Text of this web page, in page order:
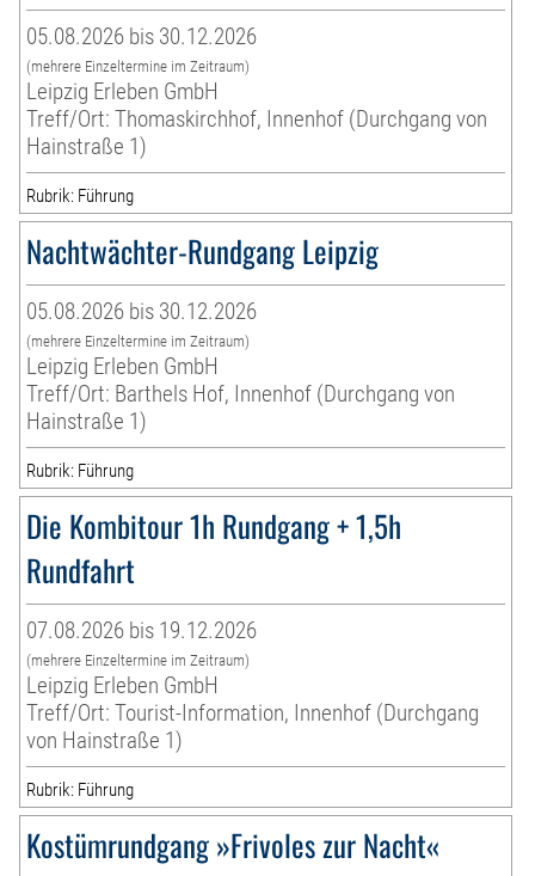
05.08.2026 bis 30.12.2026
(mehrere Einzeltermine im Zeitraum)
Leipzig Erleben GmbH
Treff/Ort: Thomaskirchhof, Innenhof (Durchgang von
Hainstraße 1)
Rubrik: Führung
Nachtwächter-Rundgang Leipzig
05.08.2026 bis 30.12.2026
(mehrere Einzeltermine im Zeitraum)
Leipzig Erleben GmbH
Treff/Ort: Barthels Hof, Innenhof (Durchgang von
Hainstraße 1)
Rubrik: Führung
Die Kombitour 1h Rundgang + 1,5h
Rundfahrt
07.08.2026 bis 19.12.2026
(mehrere Einzeltermine im Zeitraum)
Leipzig Erleben GmbH
Treff/Ort: Tourist-Information, Innenhof (Durchgang
von Hainstraße 1)
Rubrik: Führung
Kostümrundgang »Frivoles zur Nacht«